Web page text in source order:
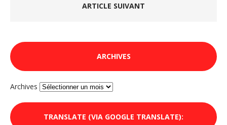
ARTICLE SUIVANT
ARCHIVES
Archives
TRANSLATE (VIA GOOGLE TRANSLATE):